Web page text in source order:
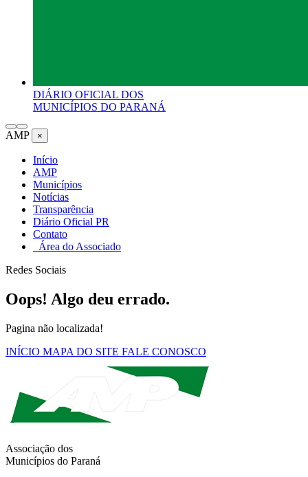
DIÁRIO OFICIAL DOS
MUNICÍPIOS DO PARANÁ
AMP ×
Início
AMP
Municípios
Notícias
Transparência
Diário Oficial PR
Contato
Área do Associado
Redes Sociais
Oops! Algo deu errado.
Pagina não localizada!
INÍCIO MAPA DO SITE FALE CONOSCO
Associação dos
Municípios do Paraná